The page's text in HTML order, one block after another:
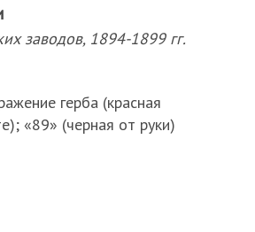
заводов, 1894-1899 гг.
герба (красная
«89» (черная от руки)